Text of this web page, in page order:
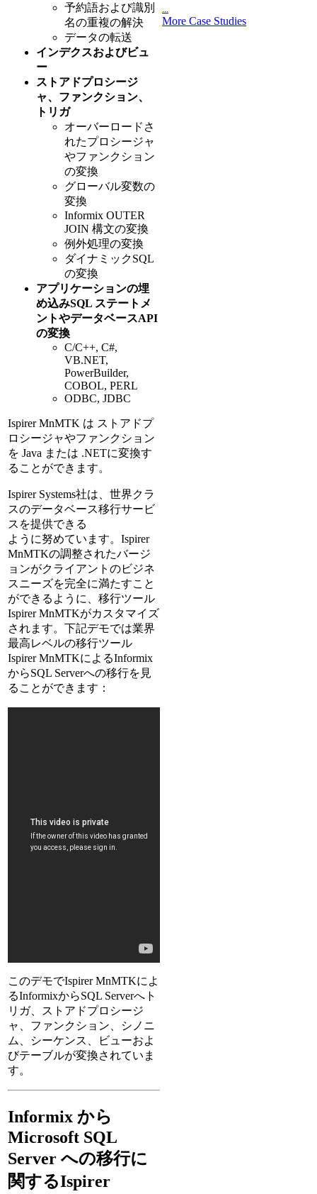
予約語および識別
名の重複の解決
データの転送
インデクスおよびビュ
ー
ストアドプロシージ
ャ、ファンクション、
トリガ
オーバーロードさ
れたプロシージャ
やファンクション
の変換
グローバル変数の
変換
Informix OUTER
JOIN 構文の変換
例外処理の変換
ダイナミックSQL
の変換
アプリケーションの埋
め込みSQL ステートメ
ントやデータベースAPI
の変換
C/C++, C#,
VB.NET,
PowerBuilder,
COBOL, PERL
ODBC, JDBC
Ispirer MnMTK は ストアドプ
ロシージャやファンクション
を Java または .NETに変換す
ることができます。
Ispirer Systems社は、世界クラ
スのデータベース移行サービ
スを提供できる
ように努めています。Ispirer
MnMTKの調整されたバージ
ョンがクライアントのビジネ
スニーズを完全に満たすこと
ができるように、移行ツール
Ispirer MnMTKがカスタマイズ
されます。下記デモでは業界
最高レベルの移行ツール
Ispirer MnMTKによるInformix
からSQL Serverへの移行を見
ることができます：
このデモでIspirer MnMTKによ
るInformixからSQL Serverへト
リガ、ストアドプロシージ
ャ、ファンクション、シノニ
ム、シーケンス、ビューおよ
びテーブルが変換されていま
す。
Informix から
Microsoft SQL
Server への移行に
関するIspirer
...
More Case Studies